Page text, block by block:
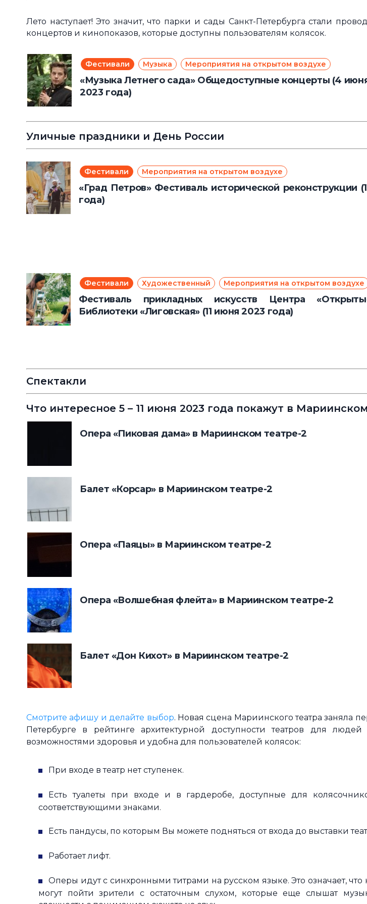
Лето наступает! Это значит, что парки и сады Санкт-Петербурга стали
концертов и кинопоказов, которые доступны пользователям колясок.
Фестивали Музыка Мероприятия на открытом воздухе
«Музыка Летнего сада» Общедоступные концерты (4 июня
2023 года)
Уличные праздники и День России
Фестивали Мероприятия на открытом воздухе
«Град Петров» Фестиваль исторической реконструкции
года)
Фестивали Художественный Мероприятия на открытом воздухе
Фестиваль прикладных искусств Центра
Библиотеки «Лиговская» (11 июня 2023 года)
Спектакли
Что интересное 5 – 11 июня 2023 года покажут в
Опера «Пиковая дама» в Мариинском театре-2
Балет «Корсар» в Мариинском театре-2
Опера «Паяцы» в Мариинском театре-2
Опера «Волшебная флейта» в Мариинском театре-2
Балет «Дон Кихот» в Мариинском театре-2
Смотрите афишу и делайте выбор. Новая сцена Мариинского театра заняла
Петербурге в рейтинге архитектурной доступности театров для
возможностями здоровья и удобна для пользователей колясок:
При входе в театр нет ступенек.
Есть туалеты при входе и в гардеробе, доступные для
соответствующими знаками.
Есть пандусы, по которым Вы можете подняться от входа до выставки
Работает лифт.
Оперы идут с синхронными титрами на русском языке. Это означает, что
могут пойти зрители с остаточным слухом, которые еще слышат